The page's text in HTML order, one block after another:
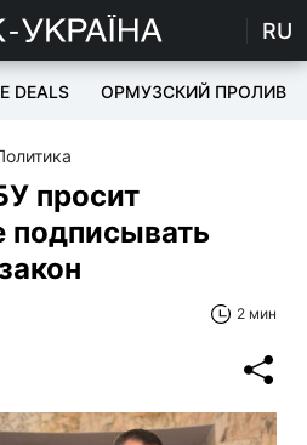
RU
DEALS ОРМУЗСКИЙ ПРОЛИВ
просит
подписывать
2 мин